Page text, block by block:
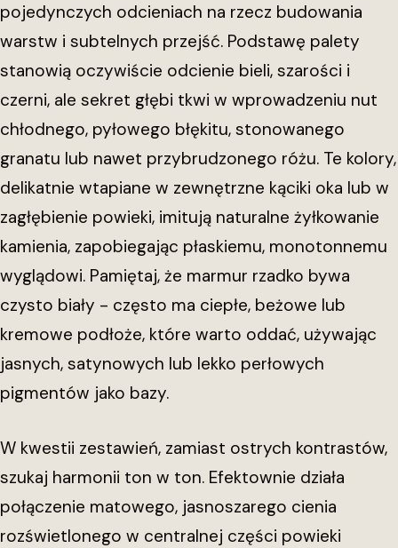
pojedynczych odcieniach na rzecz budowania
warstw i subtelnych przejść. Podstawę palety
stanowią oczywiście odcienie bieli, szarości i
czerni, ale sekret głębi tkwi w wprowadzeniu nut
chłodnego, pyłowego błękitu, stonowanego
granatu lub nawet przybrudzonego różu. Te kolory,
delikatnie wtapiane w zewnętrzne kąciki oka lub w
zagłębienie powieki, imitują naturalne żyłkowanie
kamienia, zapobiegając płaskiemu, monotonnemu
wyglądowi. Pamiętaj, że marmur rzadko bywa
czysto biały - często ma ciepłe, beżowe lub
kremowe podłoże, które warto oddać, używając
jasnych, satynowych lub lekko perłowych
pigmentów jako bazy.
W kwestii zestawień, zamiast ostrych kontrastów,
szukaj harmonii ton w ton. Efektownie działa
połączenie matowego, jasnoszarego cienia
rozświetlonego w centralnej części powieki